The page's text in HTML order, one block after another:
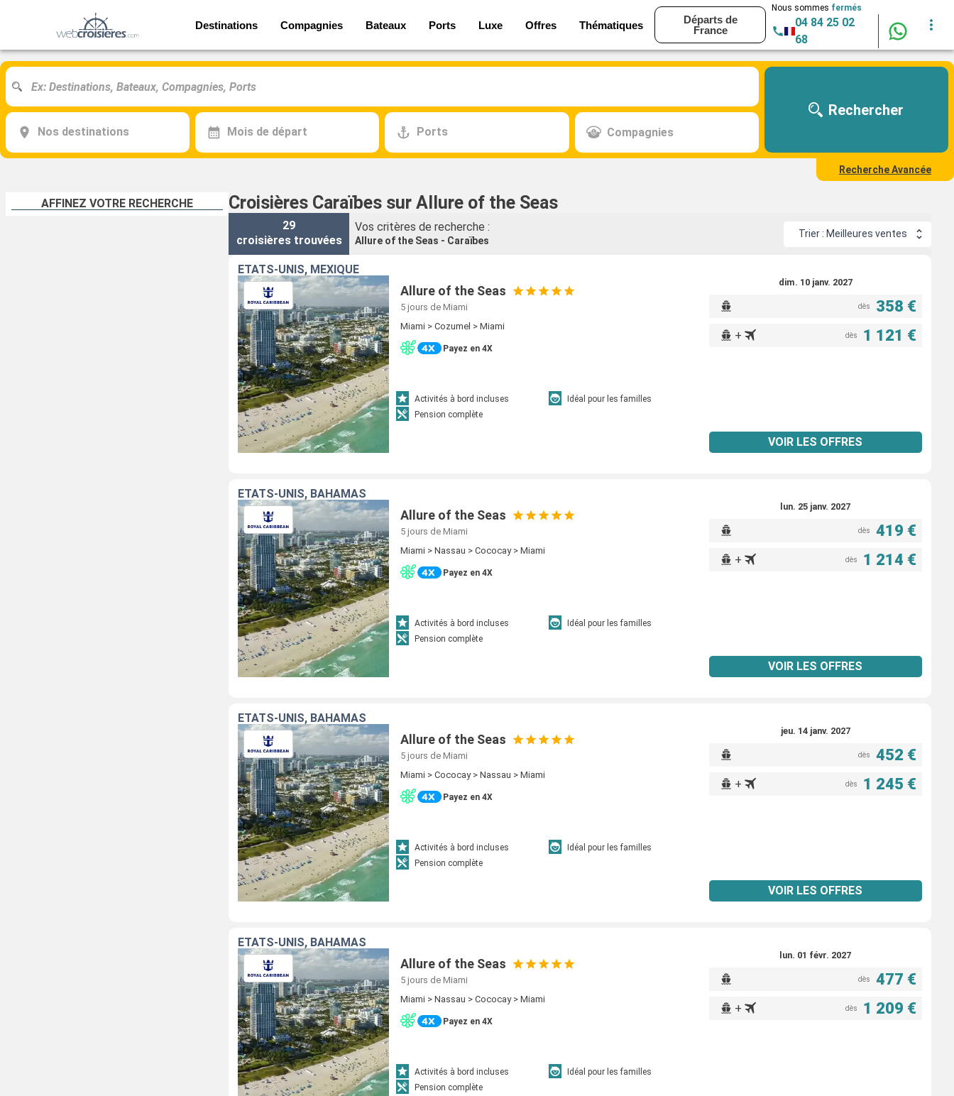
Destinations Compagnies Bateaux Ports Luxe Offres Thématiques
Départs de
France
Nous sommes fermés
04 84 25 02
68
Nos destinations Mois de départ Ports Compagnies
Rechercher
Recherche Avancée
AFFINEZ VOTRE RECHERCHE Croisières Caraïbes sur Allure of the Seas
29
croisières trouvées
Vos critères de recherche :
Allure of the Seas - Caraïbes
Trier : Meilleures ventes
ÉTATS-UNIS, MEXIQUE
Allure of the Seas
5 jours de Miami
Miami > Cozumel > Miami
Payez en 4X
Activités à bord incluses
Idéal pour les familles
Pension complète
dim. 10 janv. 2027
dès 358 €
+ dès 1 121 €
VOIR LES OFFRES
ÉTATS-UNIS, BAHAMAS
Allure of the Seas
5 jours de Miami
Miami > Nassau > Cococay > Miami
Payez en 4X
Activités à bord incluses
Idéal pour les familles
Pension complète
lun. 25 janv. 2027
dès 419 €
+ dès 1 214 €
VOIR LES OFFRES
ÉTATS-UNIS, BAHAMAS
Allure of the Seas
5 jours de Miami
Miami > Cococay > Nassau > Miami
Payez en 4X
Activités à bord incluses
Idéal pour les familles
Pension complète
jeu. 14 janv. 2027
dès 452 €
+ dès 1 245 €
VOIR LES OFFRES
ÉTATS-UNIS, BAHAMAS
Allure of the Seas
5 jours de Miami
Miami > Nassau > Cococay > Miami
Payez en 4X
Activités à bord incluses
Idéal pour les familles
Pension complète
lun. 01 févr. 2027
dès 477 €
+ dès 1 209 €